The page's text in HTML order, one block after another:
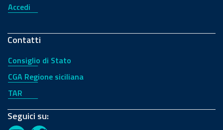
Accedi
Contatti
Consiglio di Stato
CGA Regione siciliana
TAR
Seguici su: